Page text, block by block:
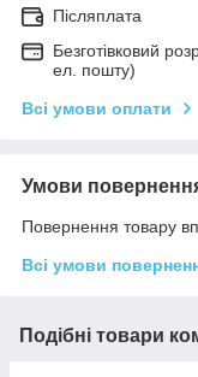
Післяплата
Безготівковий
ел. пошту)
Всі умови оплати
Умови
Повернення товару
Всі умови
Подібні товари